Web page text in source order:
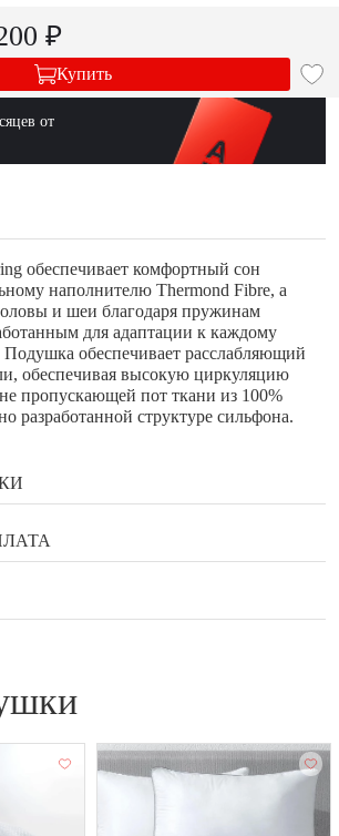
₽
Купить
от
обеспечивает комфортный сон
наполнителю Thermond Fibre, а
и шеи благодаря пружинам
для адаптации к каждому
обеспечивает расслабляющий
обеспечивая высокую циркуляцию
не пропускающей пот ткани из 100%
разработанной структуре сильфона.
оплаты
мебели Status
или кредит
улучшенный Сплит
— договор, который выдаётся
с товаром.
бытовой техники
или уполномоченным